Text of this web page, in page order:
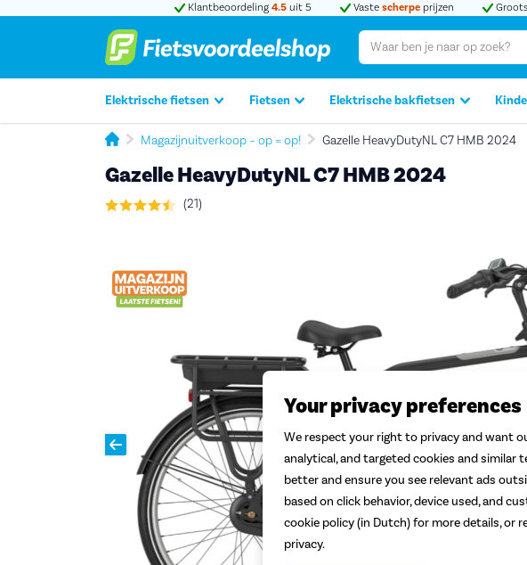
Klantbeoordeling 4.5 uit 5 Vaste scherpe prijzen
Elektrische fietsen Fietsen Elektrische bakfietsen
Magazijnuitverkoop – op = op! Gazelle HeavyDutyNL C7 HMB 2024
Gazelle HeavyDutyNL C7 HMB 2024
(21)
Your privacy preferences
We respect your right to privacy and want
analytical, and targeted cookies and similar
better and ensure you see relevant ads
based on click behavior, device used, and
cookie policy (in Dutch) for more details, or
privacy.